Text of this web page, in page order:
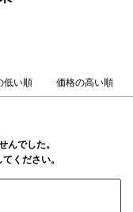
低い順 価格の高い順
んでした。
ください。